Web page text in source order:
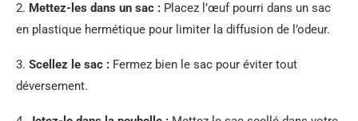
2. Mettez-les dans un sac : Placez l’œuf pourri dans un sac
en plastique hermétique pour limiter la diffusion de l’odeur.
3. Scellez le sac : Fermez bien le sac pour éviter tout
déversement.